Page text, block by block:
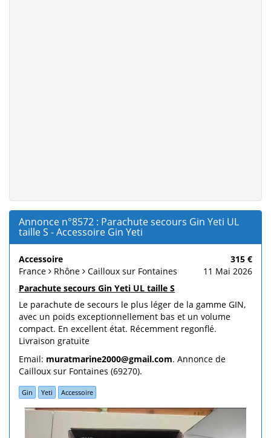
Annonce n°8572 : Parachute secours Gin Yeti UL
taille S - Accessoire Gin Yeti
Accessoire
315 €
France
Rhône Cailloux sur Fontaines
11 Mai 2026
Parachute secours Gin Yeti UL taille S
Le parachute de secours le plus léger de la gamme GIN,
avec un poids exceptionnellement bas et un volume
compact. En excellent état. Récemment regonflé.
Livraison gratuite
Email: muratmarine2000@gmail.com. Annonce de
Cailloux sur Fontaines (69270).
Gin Yeti Accessoire